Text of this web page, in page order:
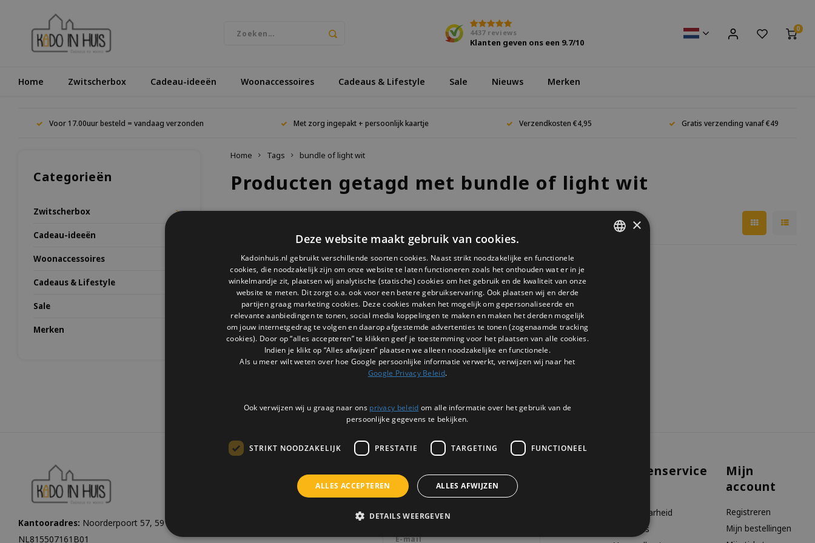
4437reviews
Klanten geven ons een 9.7/10
0
Home Zwitscherbox Cadeau-ideeën Woonaccessoires Cadeaus & Lifestyle Sale Nieuws Merken
Voor 17.00uur besteld = vandaag verzonden Met zorg ingepakt + persoonlijk kaartje Verzendkosten €4,95 Gratis verzending vanaf €49
Categorieën
Zwitscherbox
Cadeau-ideeën
Woonaccessoires
Cadeaus & Lifestyle
Sale
Merken
Home Tags bundle of light wit
Producten getagd met bundle of light wit
Geen producten gevonden!...
Kantooradres: Noorderpoort 57, 5916 PJ Venlo |
NL815507161B01
Nieuwsbrief
Ontvang de laatste updates, nieuws en aanbiedingen
via email
Klantenservice
Bereikbaarheid
Over ons
Mijn
account
Registreren
Mijn bestellingen
×
Deze website maakt gebruik van cookies.
Kadoinhuis.nl gebruikt verschillende soorten cookies. Naast strikt noodzakelijke en functionele
cookies, die noodzakelijk zijn om onze website te laten functioneren zoals het onthouden wat er in je
winkelmandje zit, plaatsen wij analytische (statische) cookies om het gebruik en de kwaliteit van onze
website te meten. Dit zorgt o.a. ook voor een betere gebruikservaring. Ook plaatsen wij en derde
partijen graag marketing cookies. Deze cookies maken het mogelijk om gepersonaliseerde en
relevante aanbiedingen te tonen, social media koppelingen te maken en maken het derden mogelijk
om jouw internetgedrag te volgen en daarop afgestemde advertenties te tonen (zogenaamde tracking
cookies). Door op “alles accepteren” te klikken geef je toestemming voor het plaatsen van alle cookies.
Indien je klikt op “Alles afwijzen” plaatsen we alleen noodzakelijke en functionele.
Als u meer wilt weten over hoe Google persoonlijke informatie verwerkt, verwijzen wij naar het
Google Privacy Beleid.
Ook verwijzen wij u graag naar ons privacy beleid om alle informatie over het gebruik van de
persoonlijke gegevens te bekijken.
STRIKT NOODZAKELIJK PRESTATIE TARGETING FUNCTIONEEL
ALLES ACCEPTEREN ALLES AFWIJZEN
DETAILS WEERGEVEN